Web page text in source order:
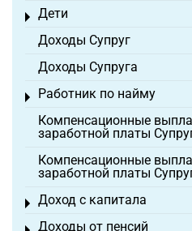
Дети
Toggle menu
Доходы Супруг
Доходы Супруга
Работник по найму
Toggle menu
Компенсационные
заработной платы
Компенсационные
заработной платы
Доход с капитала
Toggle menu
Доходы от пенсий